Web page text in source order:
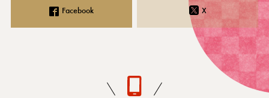
Facebook X